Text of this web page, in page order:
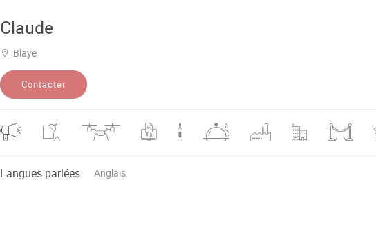
Claude
Blaye
Contacter
Langues parlées Anglais